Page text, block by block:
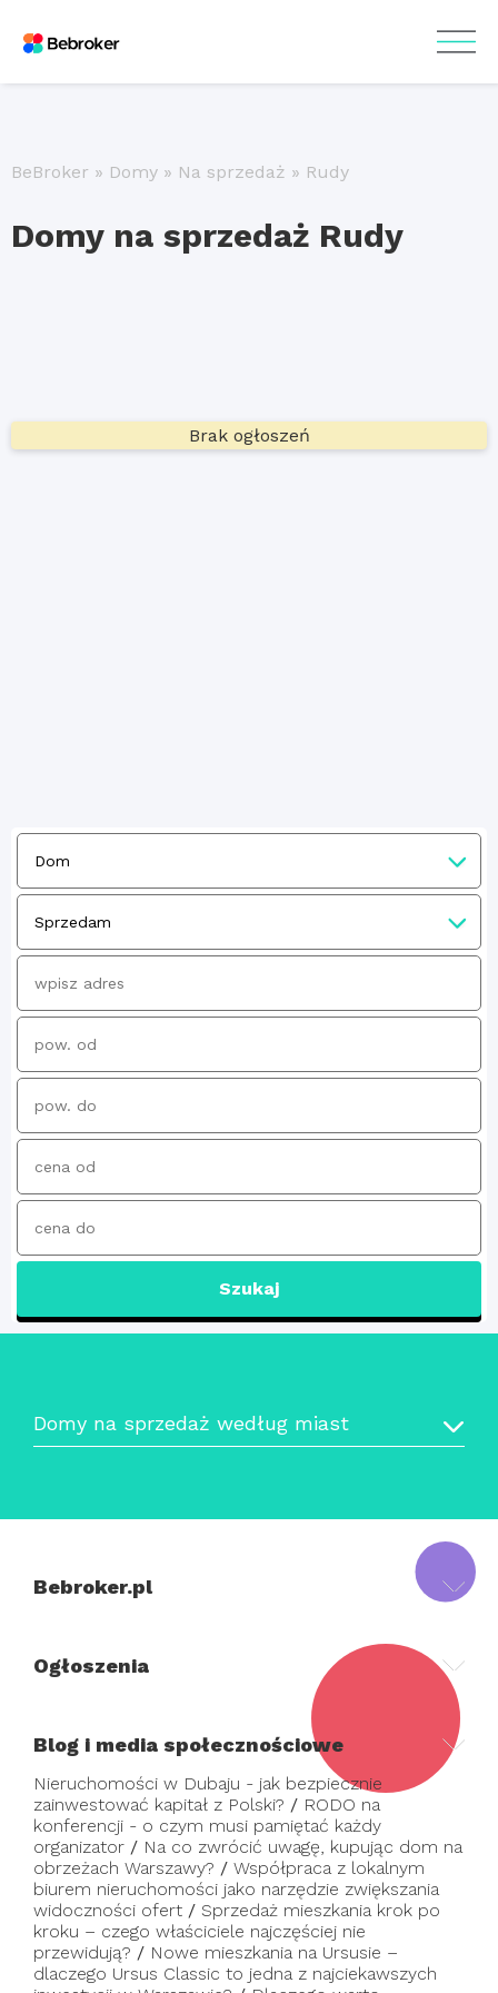
BeBroker » Domy » Na sprzedaż » Rudy
Domy na sprzedaż Rudy
Brak ogłoszeń
Szukaj
Domy na sprzedaż według miast
Bebroker.pl
Ogłoszenia
Blog i media społecznościowe
Nieruchomości w Dubaju - jak bezpiecznie
zainwestować kapitał z Polski? / RODO na
konferencji - o czym musi pamiętać każdy
organizator / Na co zwrócić uwagę, kupując dom na
obrzeżach Warszawy? / Współpraca z lokalnym
biurem nieruchomości jako narzędzie zwiększania
widoczności ofert / Sprzedaż mieszkania krok po
kroku – czego właściciele najczęściej nie
przewidują? / Nowe mieszkania na Ursusie –
dlaczego Ursus Classic to jedna z najciekawszych